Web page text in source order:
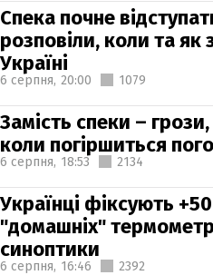
Спека почне
розповіли, коли та як
Україні
6 серпня, 20:00 1079
Замість спеки –
коли погіршиться
6 серпня, 18:53 2134
Українці фіксують
"домашніх"
синоптики
6 серпня, 16:46 2392